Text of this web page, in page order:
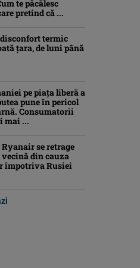
te păcălesc
pretind că ...
termic
ţara, de luni până
pe piaţa liberă a
pune în pericol
Consumatorii
mai ...
Ryanair se retrage
din cauza
împotriva Rusiei